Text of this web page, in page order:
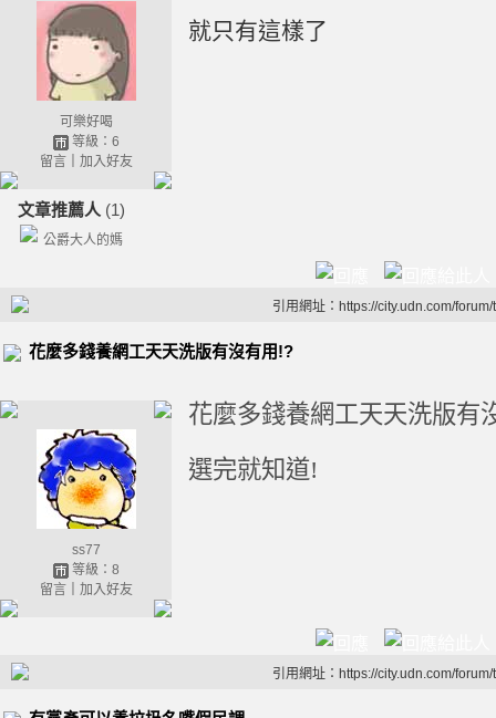
可樂好喝
等級：6
留言｜ 加入好友
文章推薦人 (1)
公爵大人的媽
就只有這樣了
引用網址：https://city.udn.com/
花麼多錢養網工天天洗版有沒有用!?
ss77
等級：8
留言｜ 加入好友
花麼多錢養網工天天洗版有
選完就知道!
引用網址：https://city.udn.com/